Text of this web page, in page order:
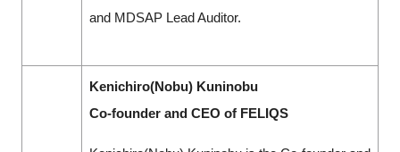
and MDSAP Lead Auditor.
Kenichiro(Nobu) Kuninobu
Co-founder and CEO of FELIQS